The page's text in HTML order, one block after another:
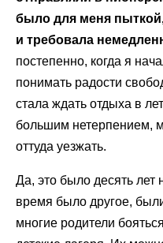
было для меня
и требовала
постепенно, когда я
понимать радости
стала ждать отдыха в
большим нетерпением,
оттуда уезжать.
Да, это было десять лет
время было другое,
многие родители